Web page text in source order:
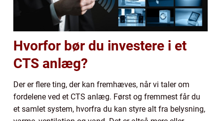
Hvorfor bør du investere i et
CTS anlæg?
Der er flere ting, der kan fremhæves, når vi taler om
fordelene ved et CTS anlæg. Først og fremmest får du
et samlet system, hvorfra du kan styre alt fra belysning,